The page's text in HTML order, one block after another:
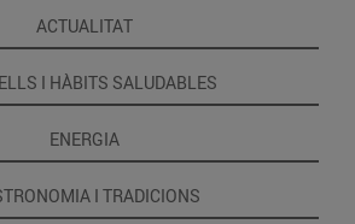
ACTUALITAT
I HÀBITS SALUDABLES
ENERGIA
I TRADICIONS